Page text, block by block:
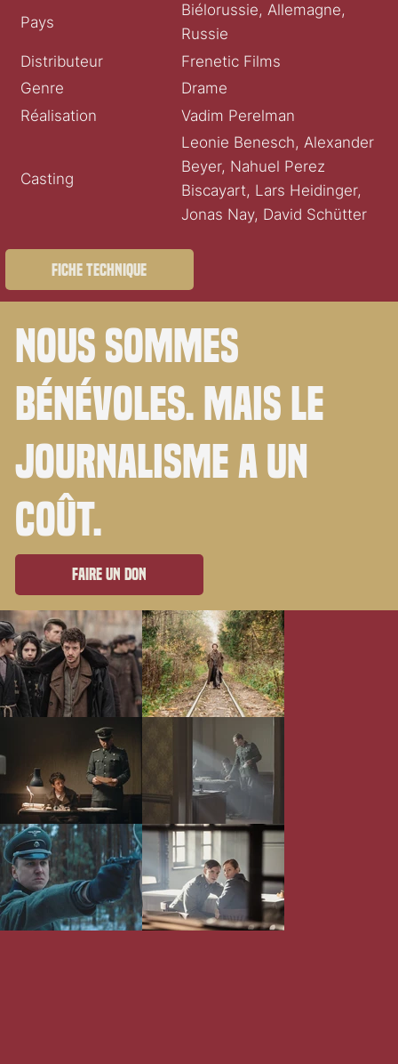
Pays
Biélorussie, Allemagne,
Russie
Distributeur
Frenetic Films
Genre
Drame
Réalisation
Vadim Perelman
Casting
Leonie Benesch, Alexander
Beyer, Nahuel Perez
Biscayart, Lars Heidinger,
Jonas Nay, David Schütter
Fiche technique
Nous sommes
bénévoles. Mais le
journalisme a un
coût.
Faire un don